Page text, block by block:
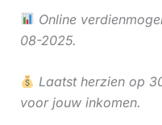
Online
08-2025.
Laatst herzien op
voor jouw inkomen.